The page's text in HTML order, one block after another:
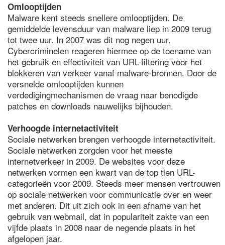
Omlooptijden
Malware kent steeds snellere omlooptijden. De
gemiddelde levensduur van malware liep in 2009 terug
tot twee uur. In 2007 was dit nog negen uur.
Cybercriminelen reageren hiermee op de toename van
het gebruik en effectiviteit van URL-filtering voor het
blokkeren van verkeer vanaf malware-bronnen. Door de
versnelde omlooptijden kunnen
verdedigingmechanismen de vraag naar benodigde
patches en downloads nauwelijks bijhouden.
Verhoogde internetactiviteit
Sociale netwerken brengen verhoogde internetactiviteit.
Sociale netwerken zorgden voor het meeste
internetverkeer in 2009. De websites voor deze
netwerken vormen een kwart van de top tien URL-
categorieën voor 2009. Steeds meer mensen vertrouwen
op sociale netwerken voor communicatie over en weer
met anderen. Dit uit zich ook in een afname van het
gebruik van webmail, dat in populariteit zakte van een
vijfde plaats in 2008 naar de negende plaats in het
afgelopen jaar.